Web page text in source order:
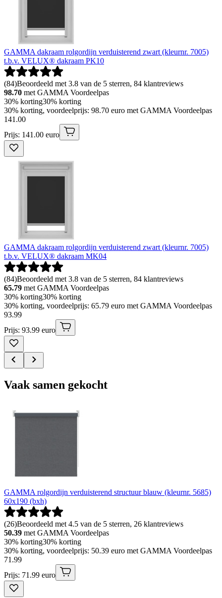
GAMMA dakraam rolgordijn verduisterend zwart (kleurnr. 7005)
t.b.v. VELUX® dakraam PK10
(84)Beoordeeld met 3.8 van de 5 sterren, 84 klantreviews
98.70 met GAMMA Voordeelpas
30% korting30% korting
30% korting, voordeelprijs: 98.70 euro met GAMMA Voordeelpas
141 .00
Prijs: 141.00 euro
GAMMA dakraam rolgordijn verduisterend zwart (kleurnr. 7005)
t.b.v. VELUX® dakraam MK04
(84)Beoordeeld met 3.8 van de 5 sterren, 84 klantreviews
65.79 met GAMMA Voordeelpas
30% korting30% korting
30% korting, voordeelprijs: 65.79 euro met GAMMA Voordeelpas
93.99
Prijs: 93.99 euro
Vaak samen gekocht
GAMMA rolgordijn verduisterend structuur blauw (kleurnr. 5685)
60x190 (bxh)
(26)Beoordeeld met 4.5 van de 5 sterren, 26 klantreviews
50.39 met GAMMA Voordeelpas
30% korting30% korting
30% korting, voordeelprijs: 50.39 euro met GAMMA Voordeelpas
71 .99
Prijs: 71.99 euro